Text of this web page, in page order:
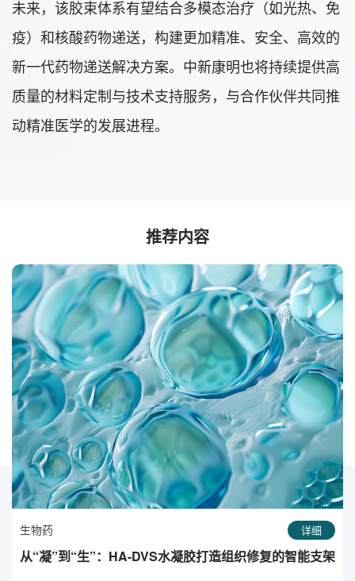
未来，该胶束体系有望结合多模态治疗（如光热、免
疫）和核酸药物递送，构建更加精准、安全、高效的
新一代药物递送解决方案。中新康明也将持续提供高
质量的材料定制与技术支持服务，与合作伙伴共同推
动精准医学的发展进程。
推荐内容
生物药 详细
从“凝”到“生”：HA-DVS水凝胶打造组织修复的智能支架